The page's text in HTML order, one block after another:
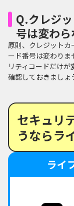
Q.クレジ
号は変わら
原則、クレジットカ
ード番号は変わり
リティコードだけ
確認しておきましょ
セキュリ
うならラ
ライ